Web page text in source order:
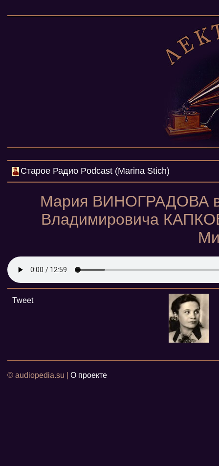
Cтарое Радио Podcast (Marina Stich)
Мария ВИНОГРАДОВА в
Владимировича
Tweet
© audiopedia.su | О проекте